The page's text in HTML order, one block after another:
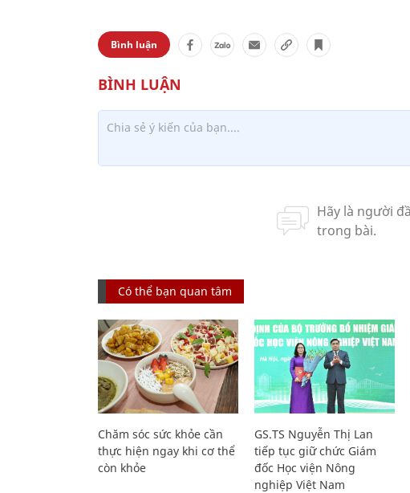
Bình luận
Có thể bạn quan tâm
Chăm sóc sức khỏe cần
thực hiện ngay khi cơ thể
còn khỏe
GS.TS Nguyễn Thị Lan
tiếp tục giữ chức Giám
đốc Học viện Nông
nghiệp Việt Nam